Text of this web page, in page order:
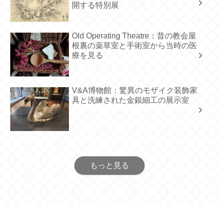
開する特別展
Old Operating Theatre：昔の教会屋
根裏の薬草室と手術室から当時の医
療を見る
V&A博物館：驚異のモザイク装飾家
具と洗練された金銀細工の展示室
もっと見る